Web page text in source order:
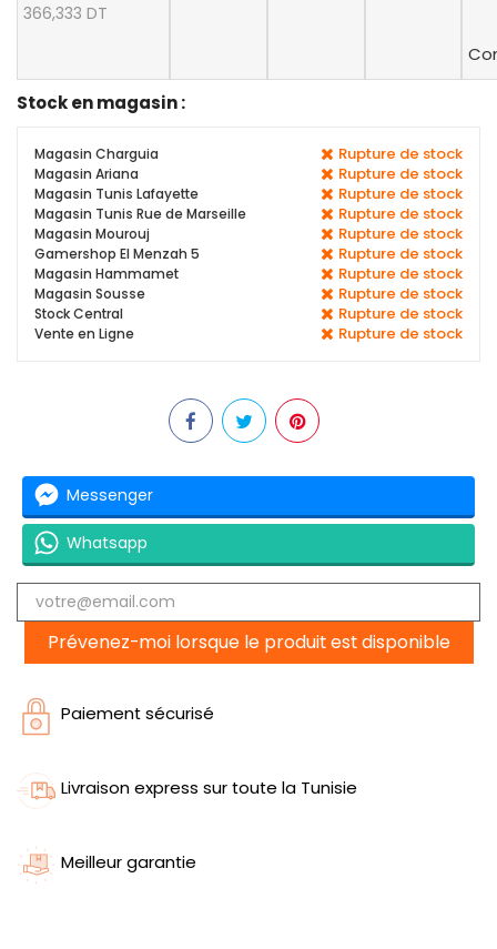
366,333 DT
Stock en magasin :
Magasin Charguia Rupture de stock
Magasin Ariana Rupture de stock
Magasin Tunis Lafayette Rupture de stock
Magasin Tunis Rue de Marseille Rupture de stock
Magasin Mourouj Rupture de stock
Gamershop El Menzah 5 Rupture de stock
Magasin Hammamet Rupture de stock
Magasin Sousse Rupture de stock
Stock Central Rupture de stock
Vente en Ligne Rupture de stock
Messenger
Whatsapp
Prévenez-moi lorsque le produit est disponible
Paiement sécurisé
Livraison express sur toute la Tunisie
Meilleur garantie